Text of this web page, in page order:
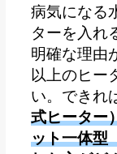
病気になる
ターを入れ
明確な理由
以上のヒー
い。できれ
式ヒーター
ット一体型